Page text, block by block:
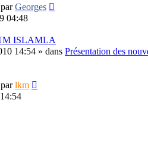
parGeorges
04:48
ISLAMLA
14:54 » dans Présentation des
parlkm